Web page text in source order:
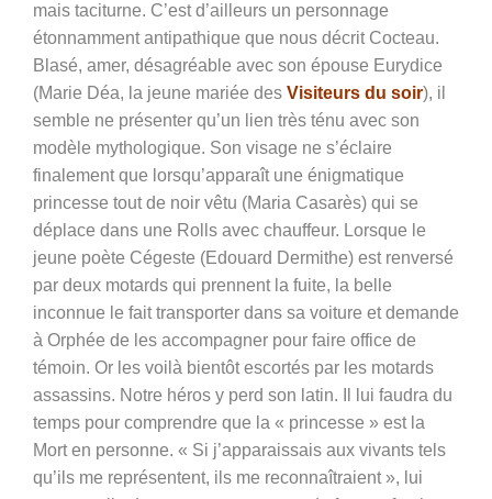
mais taciturne. C’est d’ailleurs un personnage
étonnamment antipathique que nous décrit Cocteau.
Blasé, amer, désagréable avec son épouse Eurydice
(Marie Déa, la jeune mariée des Visiteurs du soir), il
semble ne présenter qu’un lien très ténu avec son
modèle mythologique. Son visage ne s’éclaire
finalement que lorsqu’apparaît une énigmatique
princesse tout de noir vêtu (Maria Casarès) qui se
déplace dans une Rolls avec chauffeur. Lorsque le
jeune poète Cégeste (Edouard Dermithe) est renversé
par deux motards qui prennent la fuite, la belle
inconnue le fait transporter dans sa voiture et demande
à Orphée de les accompagner pour faire office de
témoin. Or les voilà bientôt escortés par les motards
assassins. Notre héros y perd son latin. Il lui faudra du
temps pour comprendre que la « princesse » est la
Mort en personne. « Si j’apparaissais aux vivants tels
qu’ils me représentent, ils me reconnaîtraient », lui